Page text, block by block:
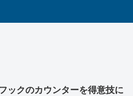
ックのカウンターを得意技に